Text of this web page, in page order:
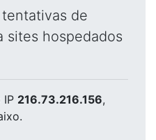
de
sites hospedados
IP 216.73.216.156,